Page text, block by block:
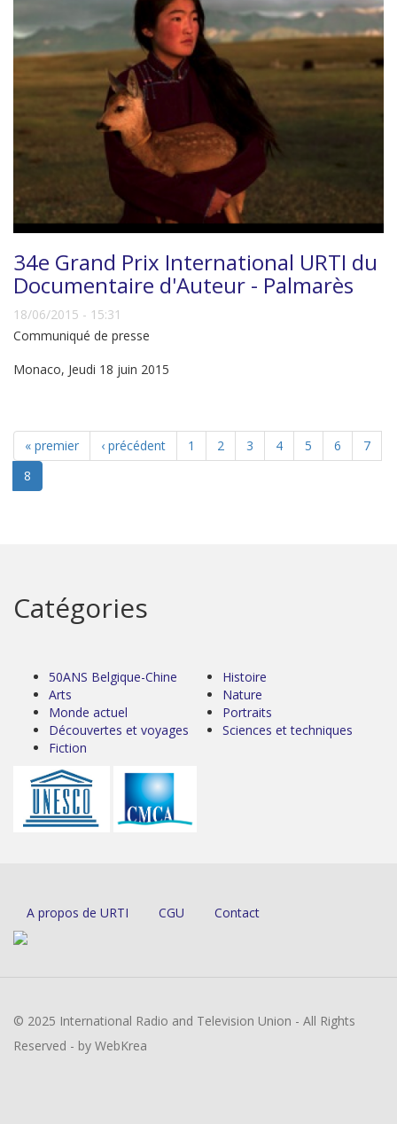
34e Grand Prix International URTI du
Documentaire d'Auteur - Palmarès
18/06/2015 - 15:31
Communiqué de presse
Monaco, Jeudi 18 juin 2015
« premier ‹ précédent 1 2 3 4 5 6
7
8
Catégories
50ANS Belgique-Chine
Arts
Monde actuel
Découvertes et voyages
Fiction
Histoire
Nature
Portraits
Sciences et techniques
A propos de URTI CGU Contact
© 2025 International Radio and Television Union - All Rights
Reserved - by WebKrea